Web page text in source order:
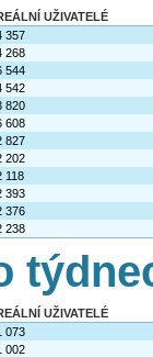
UŽIVATELÉ
357
268
544
542
820
608
827
202
118
393
376
238
UŽIVATELÉ
073
002